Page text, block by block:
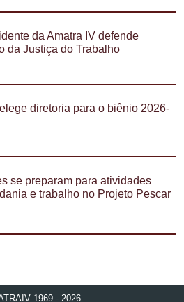
da Amatra IV defende
da Justiça do Trabalho
diretoria para o biênio 2026-
se preparam para atividades
e trabalho no Projeto Pescar
1969 - 2026